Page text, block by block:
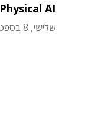
Physical AI
שלישי, 8 בספטמבר 2026